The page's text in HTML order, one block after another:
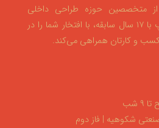
از متخصصین حوزه طراحی داخلی
دکوراسیون و صنعت چاپ با ۱۷ سال سابقه، با افتخار شما را در
کسب و کارتان همراهی می‌کند.
شکوهیه | فاز دوم